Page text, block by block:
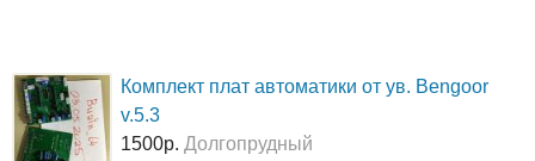
Комплект плат автоматики от ув. Bengoor
v.5.3
1500р. Долгопрудный